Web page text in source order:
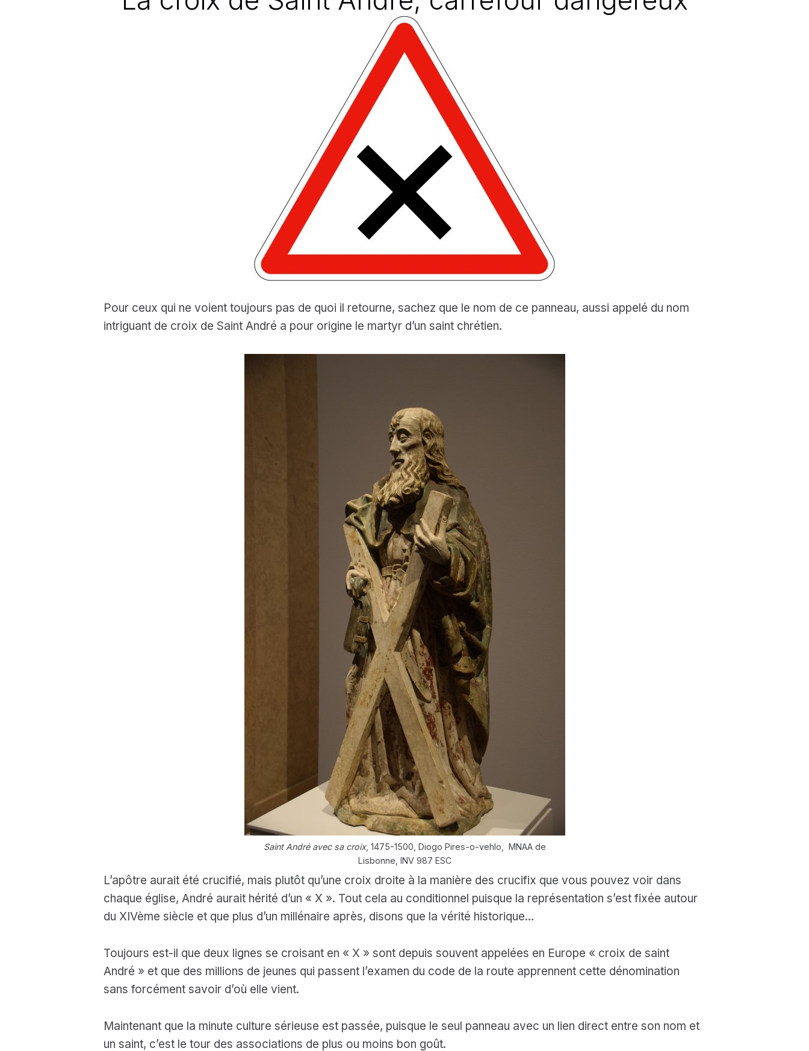
Pour ceux qui ne voient toujours pas de quoi il retourne, sachez que le nom de ce panneau, aussi appelé du nom
intriguant de croix de Saint André a pour origine le martyr d’un saint chrétien.
Saint André avec sa croix, 1475-1500, Diogo Pires-o-vehlo, MNAA de
Lisbonne, INV 987 ESC
L’apôtre aurait été crucifié, mais plutôt qu’une croix droite à la manière des crucifix que vous pouvez voir dans
chaque église, André aurait hérité d’un « X ». Tout cela au conditionnel puisque la représentation s’est fixée autour
du XIVème siècle et que plus d’un millénaire après, disons que la vérité historique…
Toujours est-il que deux lignes se croisant en « X » sont depuis souvent appelées en Europe « croix de saint
André » et que des millions de jeunes qui passent l’examen du code de la route apprennent cette dénomination
sans forcément savoir d’où elle vient.
Maintenant que la minute culture sérieuse est passée, puisque le seul panneau avec un lien direct entre son nom et
un saint, c’est le tour des associations de plus ou moins bon goût.